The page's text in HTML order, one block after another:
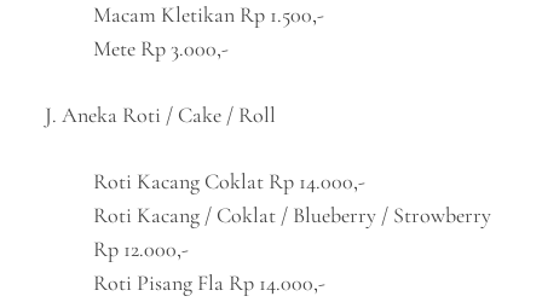
Macam Kletikan Rp 1.500,-
Mete Rp 3.000,-
J. Aneka Roti / Cake / Roll
Roti Kacang Coklat Rp 14.000,-
Roti Kacang / Coklat / Blueberry / Strowberry
Rp 12.000,-
Roti Pisang Fla Rp 14.000,-